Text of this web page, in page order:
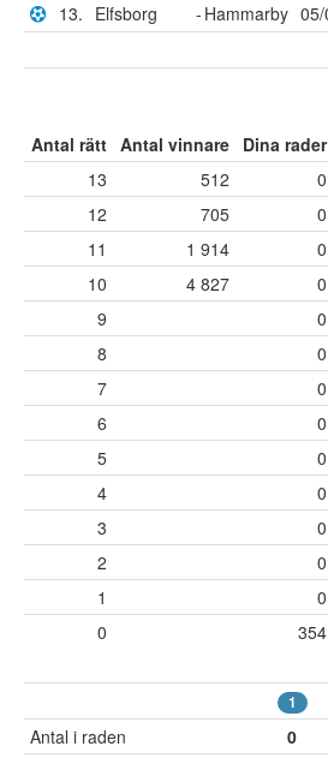
13. Elfsborg -Hammarby
Antal rätt Antal vinnare Dina rader
13
512 0
12
705 0
11
1 914 0
10
4 827 0
9
0
8
0
7
0
6
0
5
0
4
0
3
0
2
0
1
0
0
354
1
Antal i raden 0